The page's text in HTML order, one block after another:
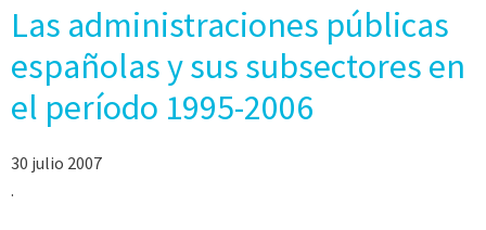
Las administraciones públicas
españolas y sus subsectores en
el período 1995-2006
30 julio 2007
.